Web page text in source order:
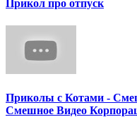
Прикол про отпуск
Приколы с Котами -
Смешное Видео